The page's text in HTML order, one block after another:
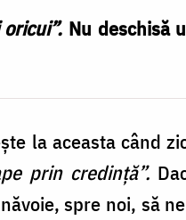
Nu deschisă
la aceasta când
prin credință”.
spre noi, să